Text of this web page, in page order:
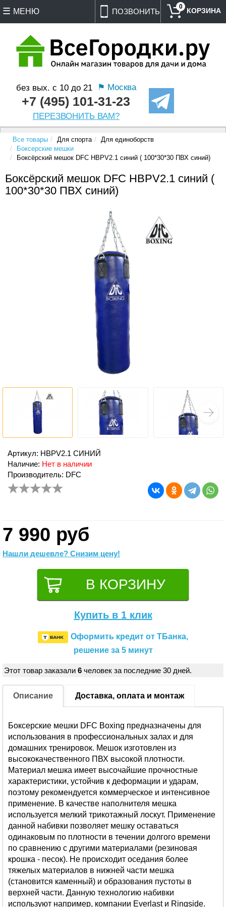
ПОЗВОНИТЬ
без вых. с 10 до 21 ⚑ Москва
+7 (495) 101-31-23
ПЕРЕЗВОНИТЬ ВАМ?
0
МЕНЮ
Все товары Для спорта
Для единоборств
Боксерские мешки
Боксёрский мешок DFC HBPV2.1 синий ( 100*30*30 ПВХ синий)
Боксёрский мешок DFC HBPV2.1 синий (
100*30*30 ПВХ синий)
Артикул: HBPV2.1 СИНИЙ
Наличие: Нет в наличии
Производитель: DFC
7 990 руб
Нашли дешевле? Снизим цену!
Купить в 1 клик
Оформить кредит от ТБанка,
решение за 5 минут
Этот товар заказали 6 человек за последние 30 дней.
Описание Доставка, оплата и монтаж
Боксерские мешки DFC Boxing предназначены для
использования в профессиональных залах и для
домашних тренировок. Мешок изготовлен из
высококачественного ПВХ высокой плотности.
Материал мешка имеет высочайшие прочностные
характеристики, устойчив к деформации и ударам,
поэтому рекомендуется коммерческое и интенсивное
применение. В качестве наполнителя мешка
используется мелкий трикотажный лоскут. Применение
данной набивки позволяет мешку оставаться
одинаковым по плотности в течении долгого времени
по сравнению с другими материалами (резиновая
крошка - песок). Не происходит оседания более
тяжелых материалов в нижней части мешка
(становится каменный) и образования пустоты в
верхней части. Данную технологию набивки
используют например, компании Everlast и Ringside.